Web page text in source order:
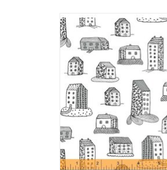
witte stof met zwarte
huisjes
TOEVOEGEN AAN